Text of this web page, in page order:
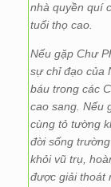
nhà quyền quí
tuổi thọ cao.
Nếu gặp Chư
sự chỉ đạo của
báu trong các
cao sang. Nếu
cùng tỏ tường
đời sống
khỏi vũ trụ,
được giải thoát